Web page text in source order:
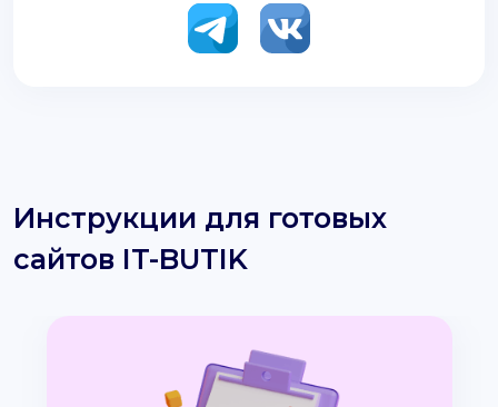
Инструкции для готовых
сайтов IT-BUTIK